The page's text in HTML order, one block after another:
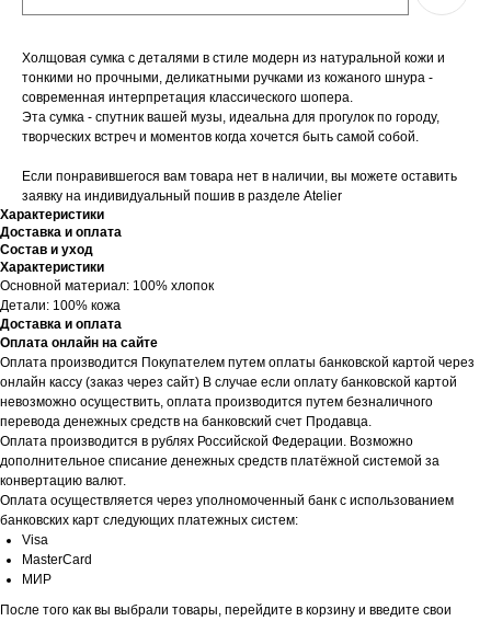
Холщовая сумка с деталями в стиле модерн из натуральной кожи и
тонкими но прочными, деликатными ручками из кожаного шнура -
современная интерпретация классического шопера.
Эта сумка - спутник вашей музы, идеальна для прогулок по городу,
творческих встреч и моментов когда хочется быть самой собой.
Если понравившегося вам товара нет в наличии, вы можете оставить
заявку на индивидуальный пошив в разделе Atelier
Характеристики
Доставка и оплата
Состав и уход
Характеристики
Основной материал: 100% хлопок
Детали: 100% кожа
Доставка и оплата
Оплата онлайн на сайте
Оплата производится Покупателем путем оплаты банковской картой через
онлайн кассу (заказ через сайт) В случае если оплату банковской картой
невозможно осуществить, оплата производится путем безналичного
перевода денежных средств на банковский счет Продавца.
Оплата производится в рублях Российской Федерации. Возможно
дополнительное списание денежных средств платёжной системой за
конвертацию валют.
Оплата осуществляется через уполномоченный банк с использованием
банковских карт следующих платежных систем:
Visa
MasterCard
МИР
После того как вы выбрали товары, перейдите в корзину и введите свои